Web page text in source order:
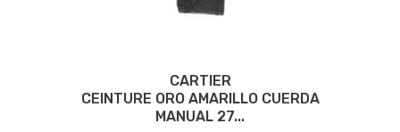
CARTIER
CEINTURE ORO AMARILLO CUERDA
MANUAL 27...